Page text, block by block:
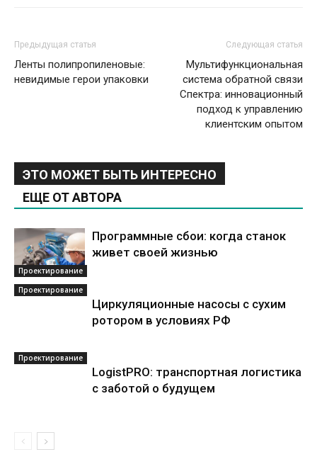
Предыдущая статья
Ленты полипропиленовые:
невидимые герои упаковки
Следующая статья
Мультифункциональная
система обратной связи
Спектра: инновационный
подход к управлению
клиентским опытом
ЭТО МОЖЕТ БЫТЬ ИНТЕРЕСНО
ЕЩЕ ОТ АВТОРА
Проектирование
Программные сбои: когда станок
живет своей жизнью
Проектирование
Циркуляционные насосы с сухим
ротором в условиях РФ
Проектирование
LogistPRO: транспортная логистика
с заботой о будущем